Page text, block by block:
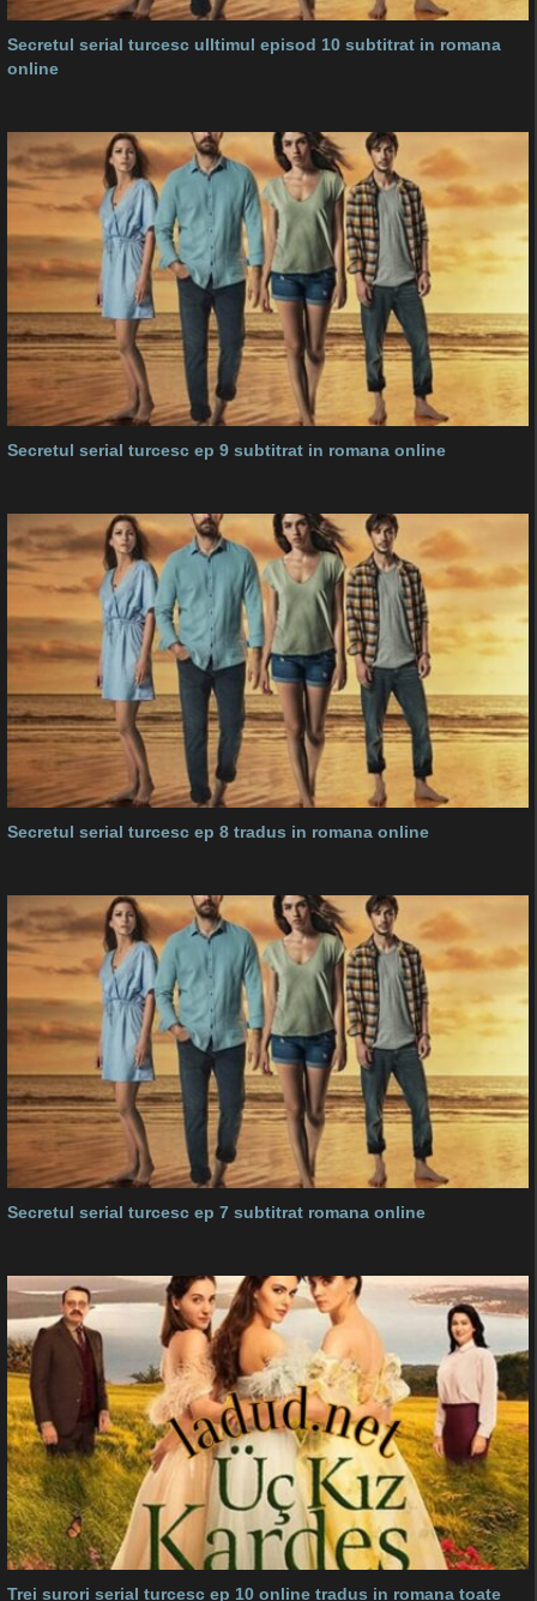
Secretul serial turcesc ulltimul episod 10 subtitrat in romana
online
Secretul serial turcesc ep 9 subtitrat in romana online
Secretul serial turcesc ep 8 tradus in romana online
Secretul serial turcesc ep 7 subtitrat romana online
Trei surori serial turcesc ep 10 online tradus in romana toate